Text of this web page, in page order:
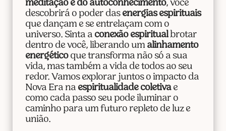
meditação e do autoconhecimento, você
descobrirá o poder das energias espirituais
que dançam e se entrelaçam com o
universo. Sinta a conexão espiritualbrotar
dentro de você, liberando um alinhamento
energéticoque transforma não só a sua
vida, mas também a vida de todos ao seu
redor. Vamos explorar juntos o impacto da
Nova Era na espiritualidade coletivae
como cada passo seu pode iluminar o
caminho para um futuro repleto de luz e
união.